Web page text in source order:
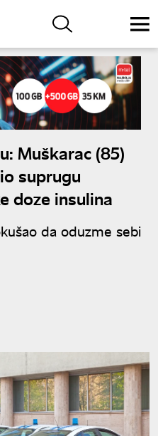
Muškarac (85)
suprugu
doze insulina
da oduzme sebi